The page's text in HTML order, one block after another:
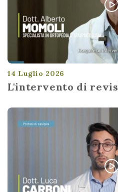
14 Luglio 2026
L'intervento di